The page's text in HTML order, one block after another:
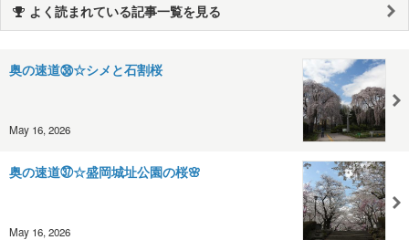
よく読まれている記事一覧を見る
奥の速道㊳☆シメと石割桜
May 16, 2026
奥の速道㊲☆盛岡城址公園の桜🌸
May 16, 2026